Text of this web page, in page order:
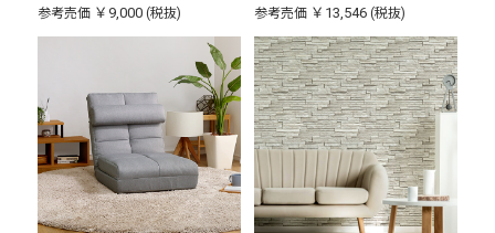
参考売価 ￥9,000 (税抜) 参考売価 ￥13,546 (税抜)